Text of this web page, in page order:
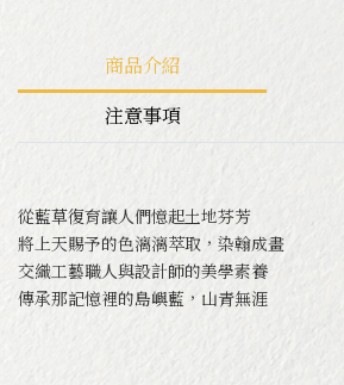
工藝師介紹
商品介紹
注意事項
從藍草復育讓人們憶起土地芬芳
將上天賜予的色漓漓萃取，染翰成畫
交織工藝職人與設計師的美學素養
傳承那記憶裡的島嶼藍，山青無涯